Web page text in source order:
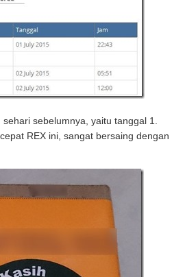
sebelumnya, yaitu tanggal 1.
REX ini, sangat bersaing dengan